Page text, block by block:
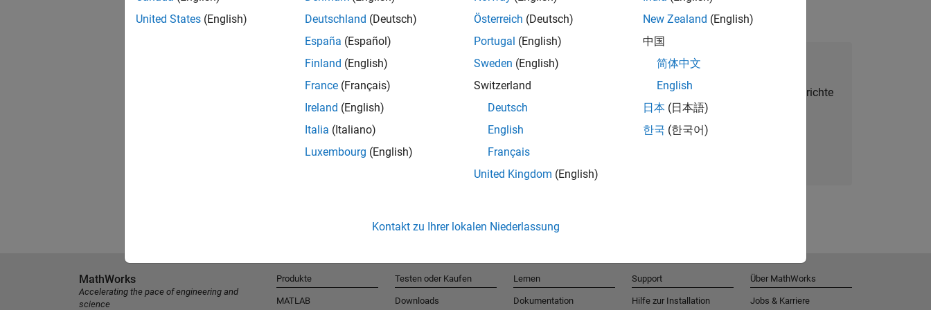
Talent Network beitreten
Erhalten Sie personalisierte Stellenangebote, Berichte
und Unternehmensneuigkeiten.
United States (English)
Deutschland (Deutsch)
España (Español)
Finland (English)
France (Français)
Ireland (English)
Italia (Italiano)
Luxembourg (English)
Österreich (Deutsch)
Portugal (English)
Sweden (English)
Switzerland
Deutsch
English
Français
United Kingdom (English)
New Zealand (English)
中国
简体中文
English
日本 (日本語)
한국 (한국어)
Kontakt zu Ihrer lokalen Niederlassung
MathWorks
Accelerating the pace of engineering and
science
Produkte
MATLAB
Testen oder Kaufen
Downloads
Lernen
Dokumentation
Support
Hilfe zur Installation
Über MathWorks
Jobs & Karriere